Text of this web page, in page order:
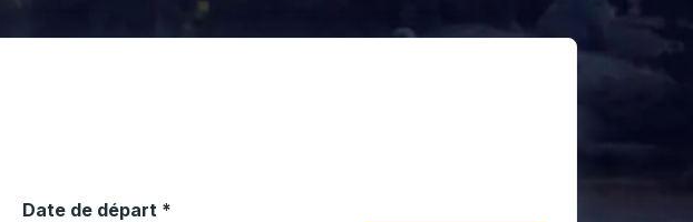
Date de départ *
Tapez la date au format date Barre oblique du mois à 2 chiffres Barre